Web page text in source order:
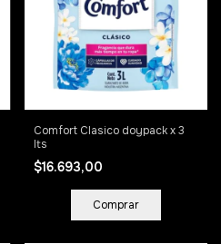
Comfort Clasico doypack x 3
lts
$16.693,00